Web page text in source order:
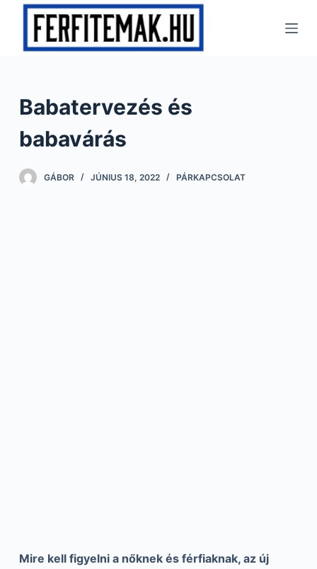
o
Babatervezés és
babavárás
GÁBOR JÚNIUS 18, 2022 PÁRKAPCSOLAT
Mire kell figyelni a nőknek és férfiaknak, az új